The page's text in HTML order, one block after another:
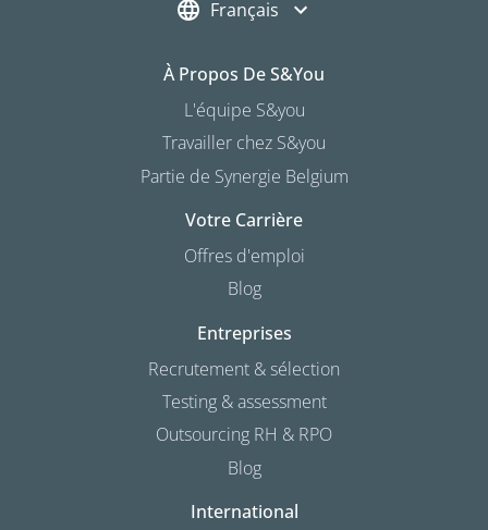
Français
À Propos De S&you
L'équipe S&you
Travailler chez S&you
Partie de Synergie Belgium
Votre Carrière
Offres d'emploi
Blog
Entreprises
Recrutement & sélection
Testing & assessment
Outsourcing RH & RPO
Blog
International